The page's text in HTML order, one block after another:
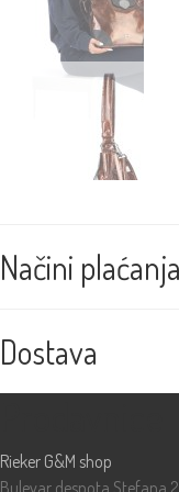
Načini plaćanja
Dostava
Rieker G&M shop
Bulevar despota Stefana